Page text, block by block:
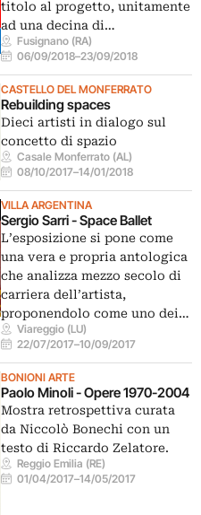
titolo al progetto, unitamente
ad una decina di…
Fusignano (RA)
06/09/2018–23/09/2018
CASTELLO DEL MONFERRATO
Rebuilding spaces
Dieci artisti in dialogo sul
concetto di spazio
Casale Monferrato (AL)
08/10/2017–14/01/2018
VILLA ARGENTINA
Sergio Sarri - Space Ballet
L’esposizione si pone come
una vera e propria antologica
che analizza mezzo secolo di
carriera dell’artista,
proponendolo come uno dei…
Viareggio (LU)
22/07/2017–10/09/2017
BONIONI ARTE
Paolo Minoli - Opere 1970-2004
Mostra retrospettiva curata
da Niccolò Bonechi con un
testo di Riccardo Zelatore.
Reggio Emilia (RE)
01/04/2017–14/05/2017